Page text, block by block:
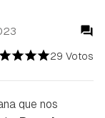
29 Votos
que nos